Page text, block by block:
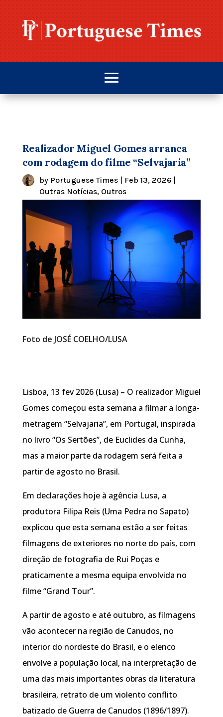
Realizador Miguel Gomes arranca
com rodagem do filme “Selvajaria”
by Portuguese Times| Feb 13, 2026|
Outras Notícias, Outros
Foto de JOSÉ COELHO/LUSA
Lisboa, 13 fev 2026 (Lusa) – O realizador Miguel
Gomes começou esta semana a filmar a longa-
metragem “Selvajaria”, em Portugal, inspirada
no livro “Os Sertões”, de Euclides da Cunha,
mas a maior parte da rodagem será feita a
partir de agosto no Brasil.
Em declarações hoje à agência Lusa, a
produtora Filipa Reis (Uma Pedra no Sapato)
explicou que esta semana estão a ser feitas
filmagens de exteriores no norte do país, com
direção de fotografia de Rui Poças e
praticamente a mesma equipa envolvida no
filme “Grand Tour”.
A partir de agosto e até outubro, as filmagens
vão acontecer na região de Canudos, no
interior do nordeste do Brasil, e o elenco
envolve a população local, na interpretação de
uma das mais importantes obras da literatura
brasileira, retrato de um violento conflito
batizado de Guerra de Canudos (1896/1897).